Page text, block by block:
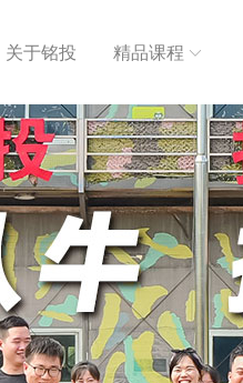
关于铭投 精品课程